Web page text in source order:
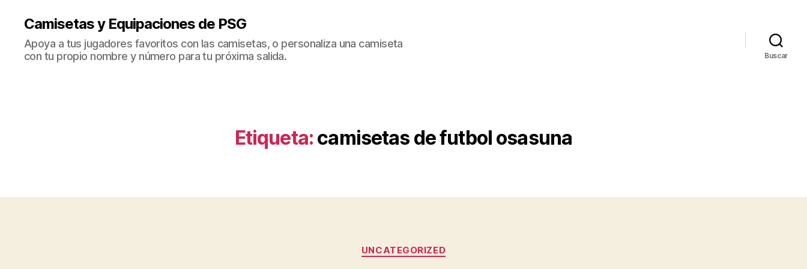
Camisetas y Equipaciones de PSG
Apoya a tus jugadores favoritos con las camisetas, o personaliza una camiseta
con tu propio nombre y número para tu próxima salida.
Buscar
Etiqueta: camisetas de futbol osasuna
Categorías
UNCATEGORIZED